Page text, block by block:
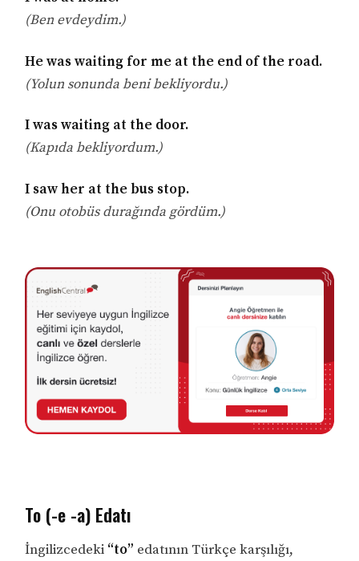
(Ben evdeydim.)
He was waiting for me at the end of the road.
(Yolun sonunda beni bekliyordu.)
I was waiting at the door.
(Kapıda bekliyordum.)
I saw her at the bus stop.
(Onu otobüs durağında gördüm.)
To (-e -a) Edatı
İngilizcedeki “to” edatının Türkçe karşılığı,